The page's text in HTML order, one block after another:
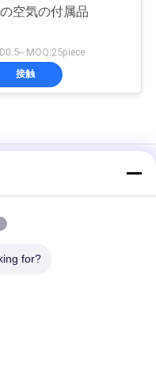
空気の付属品
MOQ:25piece
接触
150mm ダイヤルサイズ
ブラス安全バルブ 1/8"
for?